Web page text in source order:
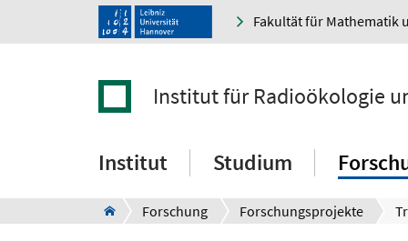
Fakultät für Mathematik
Institut für Radioökologie
Institut Studium
Forschung Forschungsprojekte